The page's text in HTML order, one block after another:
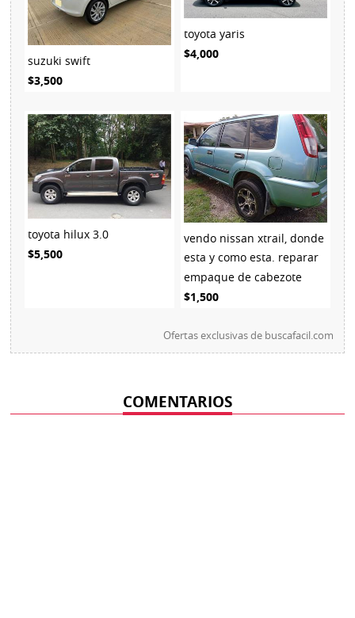
suzuki swift
$3,500
toyota yaris
$4,000
toyota hilux 3.0
$5,500
vendo nissan xtrail, donde
esta y como esta. reparar
empaque de cabezote
$1,500
Ofertas exclusivas de buscafacil.com
COMENTARIOS